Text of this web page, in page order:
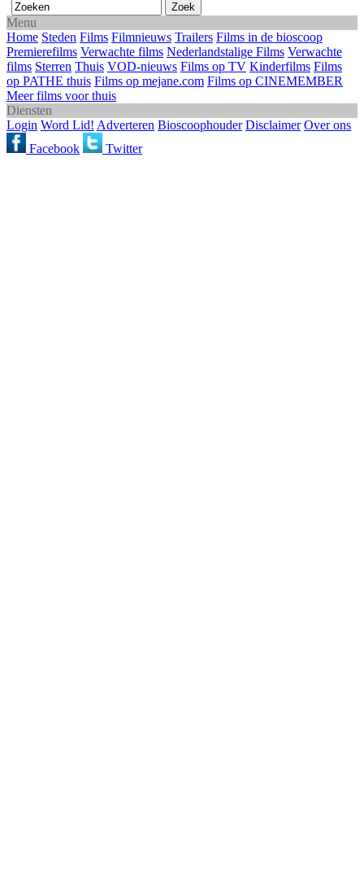
Menu
Home Steden Films Filmnieuws Trailers Films in de bioscoop
Premierefilms Verwachte films Nederlandstalige Films Verwachte
films Sterren Thuis VOD-nieuws Films op TV Kinderfilms Films
op PATHE thuis Films op mejane.com Films op CINEMEMBER
Meer films voor thuis
Diensten
Login Word Lid! Adverteren Bioscoophouder Disclaimer Over ons
Facebook
Twitter